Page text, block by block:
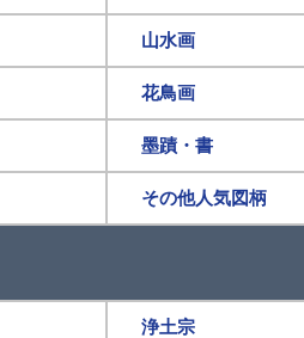
山水画
花鳥画
墨蹟・書
その他人気図柄
浄土宗